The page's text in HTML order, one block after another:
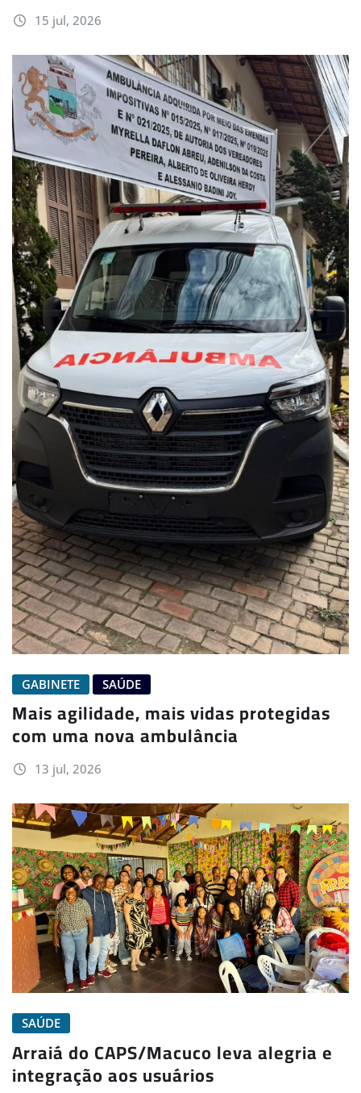
15 jul, 2026
GABINETE SAÚDE
Mais agilidade, mais vidas protegidas
com uma nova ambulância
13 jul, 2026
SAÚDE
Arraiá do CAPS/Macuco leva alegria e
integração aos usuários